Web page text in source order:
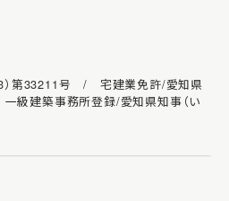
）第33211号 / 宅建業免許/愛知県
級建築事務所登録/愛知県知事（い